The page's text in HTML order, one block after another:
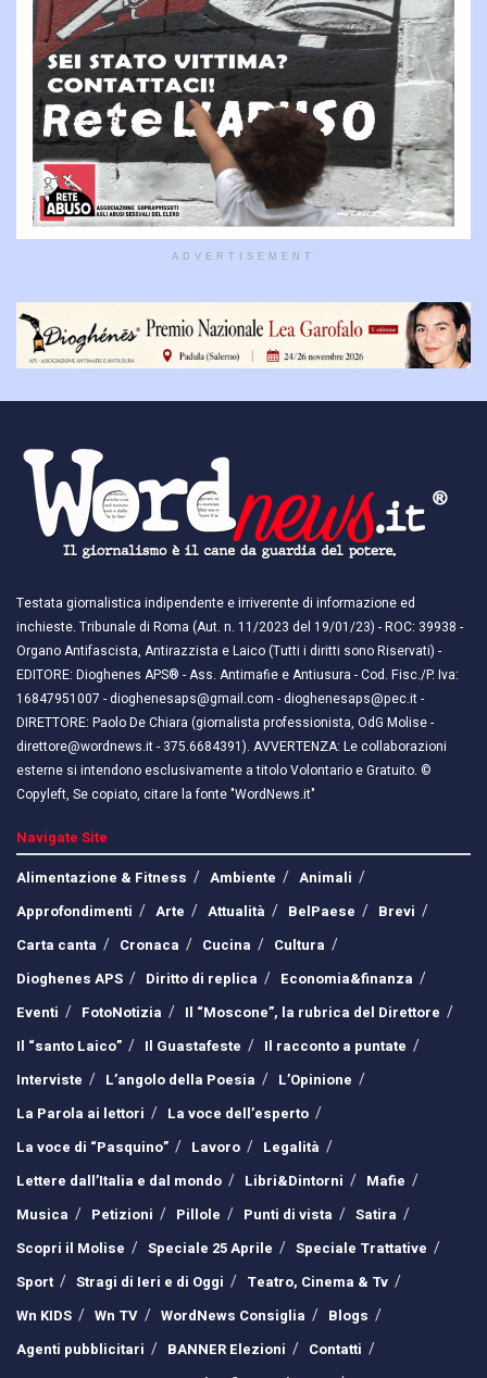
ADVERTISEMENT
Testata giornalistica indipendente e irriverente di informazione ed
inchieste. Tribunale di Roma (Aut. n. 11/2023 del 19/01/23) - ROC: 39938 -
Organo Antifascista, Antirazzista e Laico (Tutti i diritti sono Riservati) -
EDITORE: Dioghenes APS® - Ass. Antimafie e Antiusura - Cod. Fisc./P. Iva:
16847951007 - dioghenesaps@gmail.com - dioghenesaps@pec.it - ​​
DIRETTORE: Paolo De Chiara (giornalista professionista, OdG Molise -
direttore@wordnews.it - ​​375.6684391). AVVERTENZA: Le collaborazioni
esterne si intendono esclusivamente a titolo Volontario e Gratuito. ©
Copyleft, Se copiato, citare la fonte "WordNews.it"
Navigate Site
Alimentazione & Fitness
Ambiente
Animali
Approfondimenti
Arte Attualità BelPaese
Brevi
Carta canta
Cronaca Cucina
Cultura
Dioghenes APS
Diritto di replica
Economia&finanza
Eventi
FotoNotizia
Il “Moscone”, la rubrica del Direttore
Il “santo Laico”
Il Guastafeste
Il racconto a puntate
Interviste
L’angolo della Poesia
L’Opinione
La Parola ai lettori
La voce dell’esperto
La voce di “Pasquino”
Lavoro
Legalità
Lettere dall’Italia e dal mondo
Libri&Dintorni
Mafie
Musica
Petizioni Pillole Punti di vista
Satira
Scopri il Molise
Speciale 25 Aprile
Speciale Trattative
Sport
Stragi di Ieri e di Oggi
Teatro, Cinema & Tv
Wn KIDS
Wn TV WordNews Consiglia
Blogs
Agenti pubblicitari
BANNER Elezioni
Contatti